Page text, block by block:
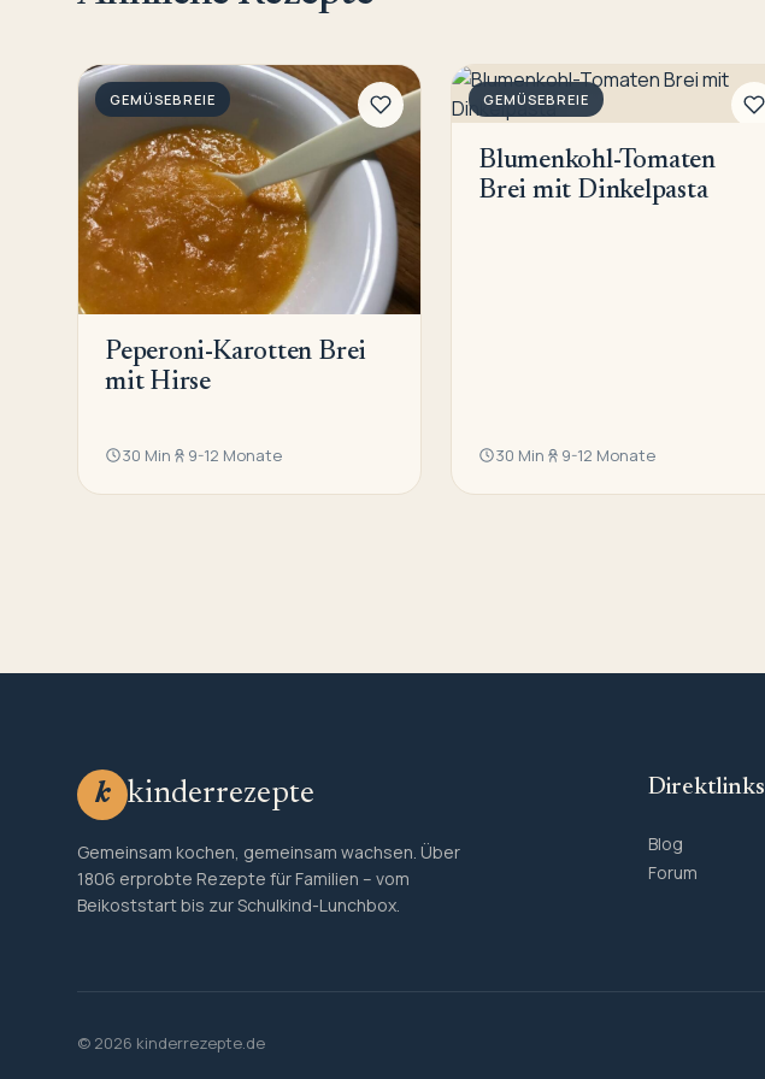
GEMÜSEBREIE
Peperoni-Karotten Brei
mit Hirse
30 Min 9-12 Monate
GEMÜSEBREIE
Blumenkohl-Tomaten
Brei mit Dinkelpasta
30 Min 9-12 Monate
k kinderrezepte
Gemeinsam kochen, gemeinsam wachsen. Über
1806 erprobte Rezepte für Familien – vom
Beikoststart bis zur Schulkind-Lunchbox.
Direktlinks
Blog
Forum
© 2026 kinderrezepte.de